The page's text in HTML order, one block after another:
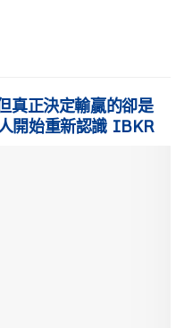
真正決定輸贏的卻是
開始重新認識 IBKR